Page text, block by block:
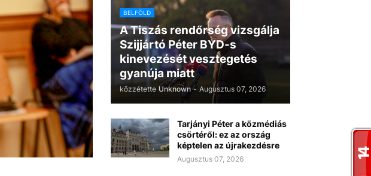
BELFÖLD
A Tiszás rendőrség vizsgálja
Szijjártó Péter BYD-s
kinevezését vesztegetés
gyanúja miatt
közzétette Unknown - Augusztus 07, 2026
Tarjányi Péter a közmédiás
csörtéről: ez az ország
képtelen az újrakezdésre
Augusztus 07, 2026